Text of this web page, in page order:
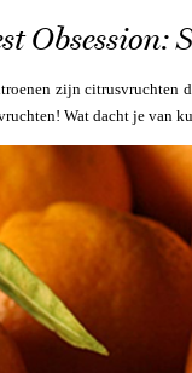
Obsession:
zijn citrusvruchten
Wat dacht je van